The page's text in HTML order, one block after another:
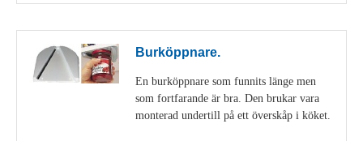
Burköppnare.
En burköppnare som funnits länge men
som fortfarande är bra. Den brukar vara
monterad undertill på ett överskåp i köket.